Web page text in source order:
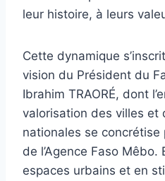
leur histoire, à leurs
Cette dynamique
vision du Président du
Ibrahim TRAORÉ, dont
valorisation des villes et
nationales se concrétise
de l’Agence Faso
espaces urbains et en